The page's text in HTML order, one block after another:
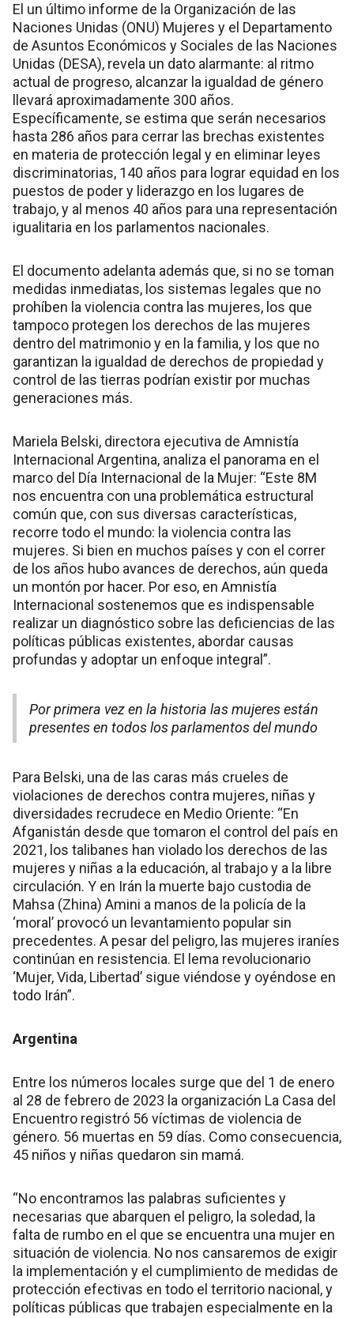
El un último informe de la Organización de las
Naciones Unidas (ONU) Mujeres y el Departamento
de Asuntos Económicos y Sociales de las Naciones
Unidas (DESA), revela un dato alarmante: al ritmo
actual de progreso, alcanzar la igualdad de género
llevará aproximadamente 300 años.
Específicamente, se estima que serán necesarios
hasta 286 años para cerrar las brechas existentes
en materia de protección legal y en eliminar leyes
discriminatorias, 140 años para lograr equidad en los
puestos de poder y liderazgo en los lugares de
trabajo, y al menos 40 años para una representación
igualitaria en los parlamentos nacionales.
El documento adelanta además que, si no se toman
medidas inmediatas, los sistemas legales que no
prohíben la violencia contra las mujeres, los que
tampoco protegen los derechos de las mujeres
dentro del matrimonio y en la familia, y los que no
garantizan la igualdad de derechos de propiedad y
control de las tierras podrían existir por muchas
generaciones más.
Mariela Belski, directora ejecutiva de Amnistía
Internacional Argentina, analiza el panorama en el
marco del Día Internacional de la Mujer: “Este 8M
nos encuentra con una problemática estructural
común que, con sus diversas características,
recorre todo el mundo: la violencia contra las
mujeres. Si bien en muchos países y con el correr
de los años hubo avances de derechos, aún queda
un montón por hacer. Por eso, en Amnistía
Internacional sostenemos que es indispensable
realizar un diagnóstico sobre las deficiencias de las
políticas públicas existentes, abordar causas
profundas y adoptar un enfoque integral”.
Por primera vez en la historia las mujeres están
presentes en todos los parlamentos del mundo
Para Belski, una de las caras más crueles de
violaciones de derechos contra mujeres, niñas y
diversidades recrudece en Medio Oriente: “En
Afganistán desde que tomaron el control del país en
2021, los talibanes han violado los derechos de las
mujeres y niñas a la educación, al trabajo y a la libre
circulación. Y en Irán la muerte bajo custodia de
Mahsa (Zhina) Amini a manos de la policía de la
‘moral’ provocó un levantamiento popular sin
precedentes. A pesar del peligro, las mujeres iraníes
continúan en resistencia. El lema revolucionario
‘Mujer, Vida, Libertad’ sigue viéndose y oyéndose en
todo Irán”.
Argentina
Entre los números locales surge que del 1 de enero
al 28 de febrero de 2023 la organización La Casa del
Encuentro registró 56 víctimas de violencia de
género. 56 muertas en 59 días. Como consecuencia,
45 niños y niñas quedaron sin mamá.
“No encontramos las palabras suficientes y
necesarias que abarquen el peligro, la soledad, la
falta de rumbo en el que se encuentra una mujer en
situación de violencia. No nos cansaremos de exigir
la implementación y el cumplimiento de medidas de
protección efectivas en todo el territorio nacional, y
políticas públicas que trabajen especialmente en la